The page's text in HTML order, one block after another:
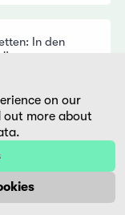
In den
wenn aus
bald einmal
werden von
Brasiliens
Fernanda
und Tochter
über die
on our
out more about